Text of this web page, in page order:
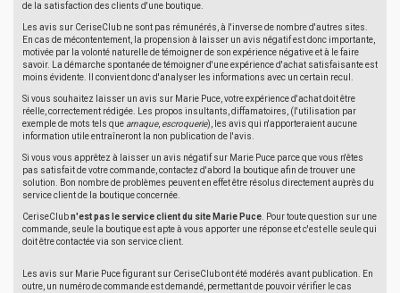
de la satisfaction des clients d'une boutique.
Les avis sur CeriseClub ne sont pas rémunérés, à l'inverse de nombre d'autres sites.
En cas de mécontentement, la propension à laisser un avis négatif est donc importante,
motivée par la volonté naturelle de témoigner de son expérience négative et à le faire
savoir. La démarche spontanée de témoigner d'une expérience d'achat satisfaisante est
moins évidente. Il convient donc d'analyser les informations avec un certain recul.
Si vous souhaitez laisser un avis sur Marie Puce, votre expérience d'achat doit être
réelle, correctement rédigée. Les propos insultants, diffamatoires, (l'utilisation par
exemple de mots tels que arnaque, escroquerie), les avis qui n'apporteraient aucune
information utile entraîneront la non publication de l'avis.
Si vous vous apprêtez à laisser un avis négatif sur Marie Puce parce que vous n'êtes
pas satisfait de votre commande, contactez d'abord la boutique afin de trouver une
solution. Bon nombre de problèmes peuvent en effet être résolus directement auprès du
service client de la boutique concernée.
CeriseClubn'est pas le service client du site Marie Puce . Pour toute question sur une
commande, seule la boutique est apte à vous apporter une réponse et c'est elle seule qui
doit être contactée via son service client.
Les avis sur Marie Puce figurant sur CeriseClub ont été modérés avant publication. En
outre, un numéro de commande est demandé, permettant de pouvoir vérifier le cas